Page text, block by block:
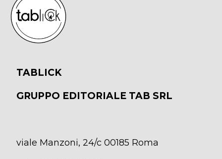
TABLICK
GRUPPO EDITORIALE TAB SRL
viale Manzoni, 24/c 00185 Roma